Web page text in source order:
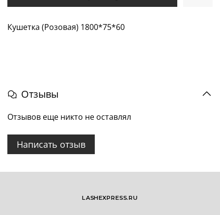
Кушетка (Розовая) 1800*75*60
Отзывы
Отзывов еще никто не оставлял
Написать отзыв
LASHEXPRESS.RU